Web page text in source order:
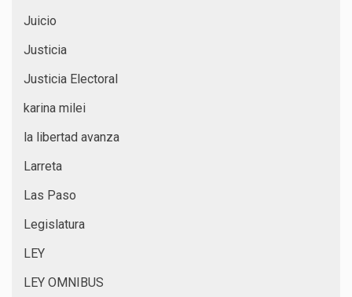
Juicio
Justicia
Justicia Electoral
karina milei
la libertad avanza
Larreta
Las Paso
Legislatura
LEY
LEY OMNIBUS